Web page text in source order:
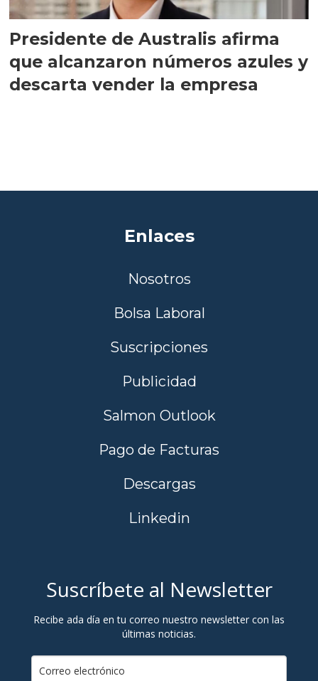
Presidente de Australis afirma
que alcanzaron números azules y
descarta vender la empresa
Enlaces
Nosotros
Bolsa Laboral
Suscripciones
Publicidad
Salmon Outlook
Pago de Facturas
Descargas
Linkedin
Suscríbete al Newsletter
Recibe ada día en tu correo nuestro newsletter con las
últimas noticias.